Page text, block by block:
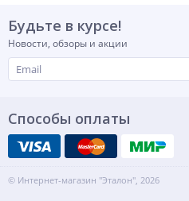
Будьте в курсе!
Новости, обзоры и акции
Способы оплаты
© Интернет-магазин "Эталон", 2026